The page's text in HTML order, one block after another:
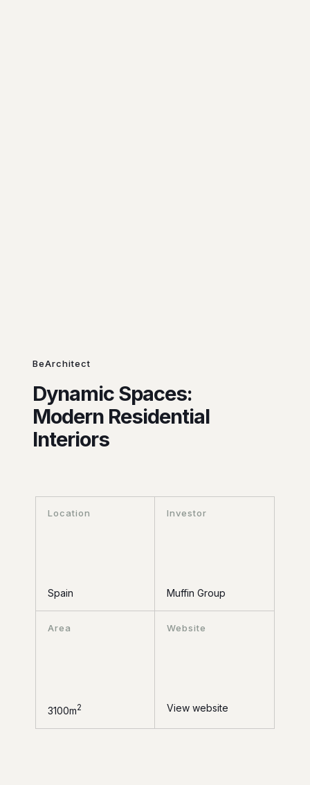
BeArchitect
Dynamic Spaces:
Modern Residential
Interiors
Location
Spain
Investor
Muffin Group
Area
3100m2
Website
View website